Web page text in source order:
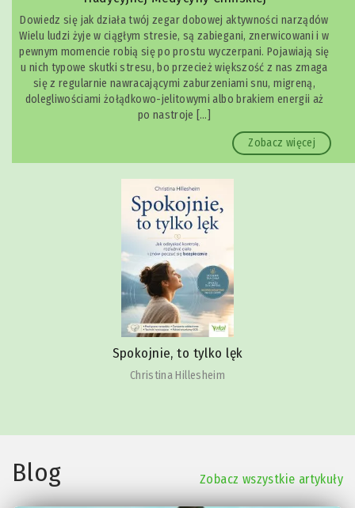
Dowiedz się jak działa twój zegar dobowej aktywności narządów
Wielu ludzi żyje w ciągłym stresie, są zabiegani, znerwicowani i w
pewnym momencie robią się po prostu wyczerpani. Pojawiają się
u nich typowe skutki stresu, bo przecież większość z nas zmaga
się z regularnie nawracającymi zaburzeniami snu, migreną,
dolegliwościami żołądkowo-jelitowymi albo brakiem energii aż
po nastroje […]
Zobacz więcej
Spokojnie, to tylko lęk
Christina Hillesheim
Blog Zobacz wszystkie artykuły